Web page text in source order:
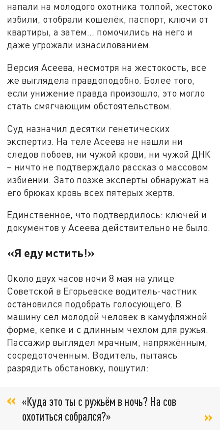
напали на молодого охотника толпой, жестоко
избили, отобрали кошелёк, паспорт, ключи от
квартиры, а затем... помочились на него и
даже угрожали изнасилованием.
Версия Асеева, несмотря на жестокость, все
же выглядела правдоподобно. Более того,
если унижение правда произошло, это могло
стать смягчающим обстоятельством.
Суд назначил десятки генетических
экспертиз. На теле Асеева не нашли ни
следов побоев, ни чужой крови, ни чужой ДНК
– ничто не подтверждало рассказ о массовом
избиении. Зато позже эксперты обнаружат на
его брюках кровь всех пятерых жертв.
Единственное, что подтвердилось: ключей и
документов у Асеева действительно не было.
«Я еду мстить!»
Около двух часов ночи 8 мая на улице
Советской в Егорьевске водитель-частник
остановился подобрать голосующего. В
машину сел молодой человек в камуфляжной
форме, кепке и с длинным чехлом для ружья.
Пассажир выглядел мрачным, напряжённым,
сосредоточенным. Водитель, пытаясь
разрядить обстановку, пошутил:
«Куда это ты с ружьём в ночь? На сов
охотиться собрался?»